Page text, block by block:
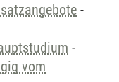
-
-
vom